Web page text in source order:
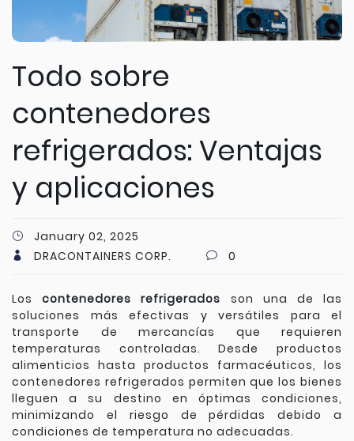
Todo sobre
contenedores
refrigerados: Ventajas
y aplicaciones
January 02, 2025
DRACONTAINERS CORP.
0
Loscontenedores refrigerados son una de las
soluciones más efectivas y versátiles para el
transporte de mercancías que requieren
temperaturas controladas. Desde productos
alimenticios hasta productos farmacéuticos, los
contenedores refrigerados permiten que los bienes
lleguen a su destino en óptimas condiciones,
minimizando el riesgo de pérdidas debido a
condiciones de temperatura no adecuadas.